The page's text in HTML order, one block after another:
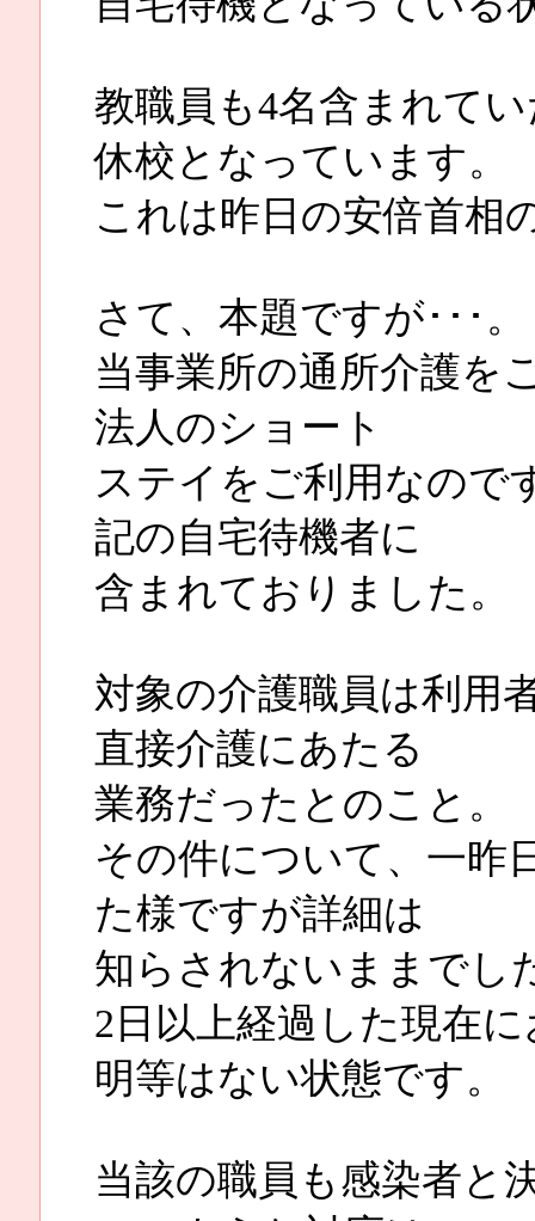
教職員も4名含まれて
休校となっています。
これは昨日の安倍首相
さて、本題ですが･･･。
当事業所の通所介護を
法人のショート
ステイをご利用なので
記の自宅待機者に
含まれておりました。
対象の介護職員は利用
直接介護にあたる
業務だったとのこと。
その件について、一昨
た様ですが詳細は
知らされないままでし
2日以上経過した現在
明等はない状態です。
当該の職員も感染者と